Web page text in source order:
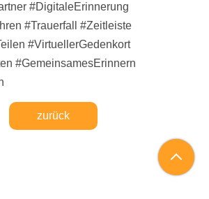
#DigitaleErinnerung
#Trauerfall #Zeitleiste
#VirtuellerGedenkort
#GemeinsamesErinnern
zurück